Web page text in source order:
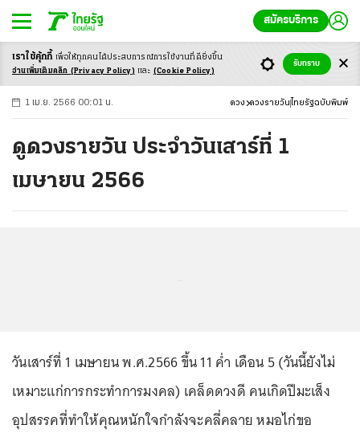
สมัครบริการ
-ก ก ก+
1 เม.ย. 2566 00:01 น. ดวง ดวงรายวัน ไทยรัฐฉบับพิมพ์
ดูดวงรายวัน ประจำวันเสาร์ที่ 1
เมษายน 2566
วันเสาร์ที่ 1 เมษายน พ.ศ.2566 ขึ้น 11 ค่ำ เดือน 5 (วันนี้ยังไม่
เหมาะแก่การกระทำการมงคล) เคล็ดดวงดี คนเกิดปีมะเส็ง
อุปสรรคที่ทำให้คุณหนักใจกำลังจะคลี่คลาย หมอไก่ขอ
เราใช้คุ้กกี้ เพื่อให้ทุกคนได้ประสบการณ์การใช้งานที่ดียิ่งขึ้น
อ่านเพิ่มเติมคลิก (Privacy Policy) และ (Cookie Policy)
รับทราบ